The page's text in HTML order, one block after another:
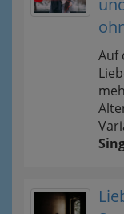
Auf